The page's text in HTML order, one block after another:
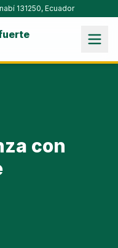
131250, Ecuador
con